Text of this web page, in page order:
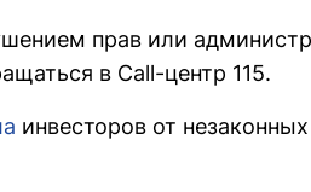
прав или
в Call-центр 115.
инвесторов от